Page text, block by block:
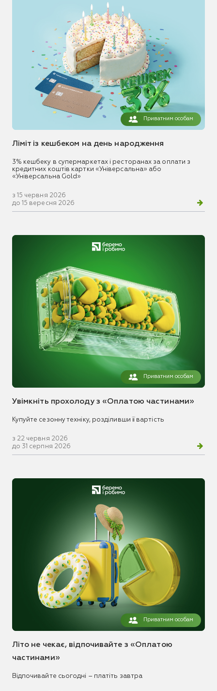
Приватним особам
Ліміт із кешбеком на день народження
3% кешбеку в супермаркетах і ресторанах за оплати з
кредитних коштів картки «Універсальна» або
«Універсальна Gold»
з 15 червня 2026
до 15 вересня 2026
Приватним особам
Увімкніть прохолоду з «Оплатою частинами»
Купуйте сезонну техніку, розділивши її вартість
з 22 червня 2026
до 31 серпня 2026
Приватним особам
Літо не чекає, відпочивайте з «Оплатою
частинами»
Відпочивайте сьогодні – платіть завтра